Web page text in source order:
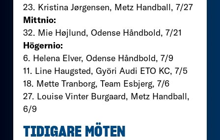
23. Kristina Jørgensen, Metz Handball, 7/27
Mittnio:
32. Mie Højlund, Odense Håndbold, 7/21
Högernio:
6. Helena Elver, Odense Håndbold, 7/9
11. Line Haugsted, Györi Audi ETO KC, 7/5
18. Mette Tranborg, Team Esbjerg, 7/6
27. Louise Vinter Burgaard, Metz Handball,
6/9
TIDIGARE MÖTEN